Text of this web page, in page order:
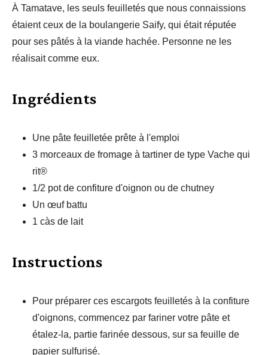
À Tamatave, les seuls feuilletés que nous connaissions
étaient ceux de la boulangerie Saify, qui était réputée
pour ses pâtés à la viande hachée. Personne ne les
réalisait comme eux.
Ingrédients
Une pâte feuilletée prête à l'emploi
3 morceaux de fromage à tartiner de type Vache qui
rit®
1/2 pot de confiture d'oignon ou de chutney
Un œuf battu
1 càs de lait
Instructions
Pour préparer ces escargots feuilletés à la confiture
d'oignons, commencez par fariner votre pâte et
étalez-la, partie farinée dessous, sur sa feuille de
papier sulfurisé.